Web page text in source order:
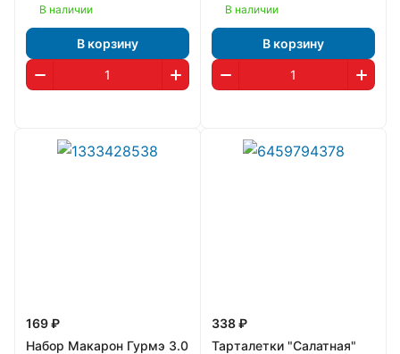
В наличии
В корзину
В наличии
В корзину
169 ₽
Набор Макарон Гурмэ 3.0
338 ₽
Тарталетки "Салатная"